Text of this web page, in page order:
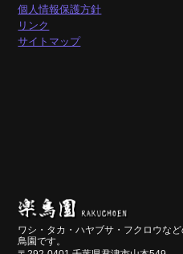
個人情報保護方針
リンク
サイトマップ
ワシ・タカ・ハヤブサ・フクロウな
鳥園です。